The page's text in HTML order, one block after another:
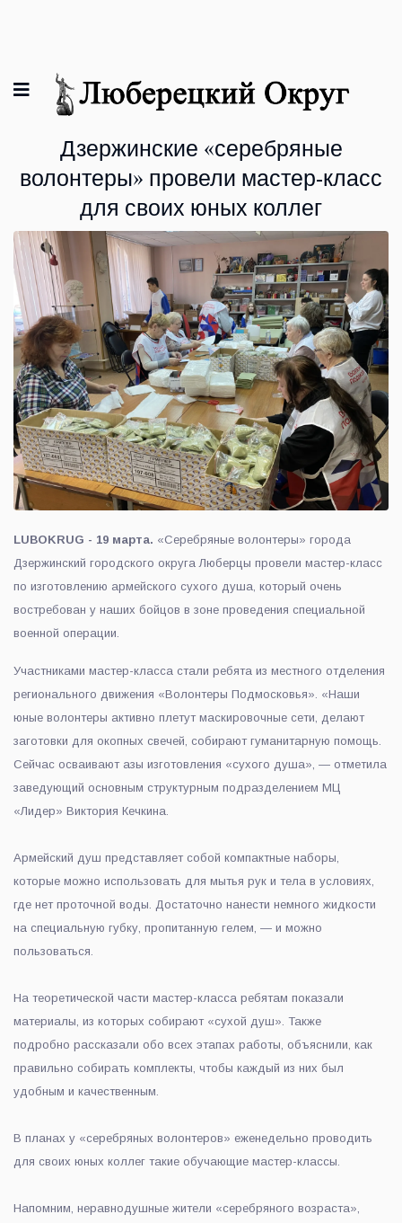
Дзержинские «серебряные
волонтеры» провели мастер-класс
для своих юных коллег
LUBOKRUG - 19 марта. «Серебряные волонтеры» города
Дзержинский городского округа Люберцы провели мастер-класс
по изготовлению армейского сухого душа, который очень
востребован у наших бойцов в зоне проведения специальной
военной операции.
Участниками мастер-класса стали ребята из местного отделения
регионального движения «Волонтеры Подмосковья». «Наши
юные волонтеры активно плетут маскировочные сети, делают
заготовки для окопных свечей, собирают гуманитарную помощь.
Сейчас осваивают азы изготовления «сухого душа», — отметила
заведующий основным структурным подразделением МЦ
«Лидер» Виктория Кечкина.
Армейский душ представляет собой компактные наборы,
которые можно использовать для мытья рук и тела в условиях,
где нет проточной воды. Достаточно нанести немного жидкости
на специальную губку, пропитанную гелем, — и можно
пользоваться.
На теоретической части мастер-класса ребятам показали
материалы, из которых собирают «сухой душ». Также
подробно рассказали обо всех этапах работы, объяснили, как
правильно собирать комплекты, чтобы каждый из них был
удобным и качественным.
В планах у «серебряных волонтеров» еженедельно проводить
для своих юных коллег такие обучающие мастер-классы.
Напомним, неравнодушные жители «серебряного возраста»,